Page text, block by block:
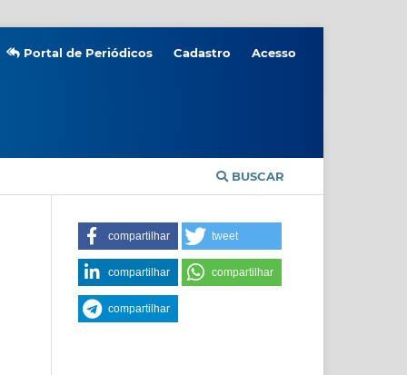
BUSCAR
Portal de Periódicos Cadastro Acesso
compartilhar tweet
compartilhar compartilhar
compartilhar